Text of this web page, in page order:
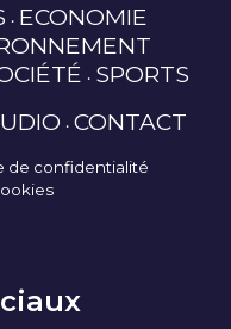
ECONOMIE
SPORTS
CONTACT
de confidentialité